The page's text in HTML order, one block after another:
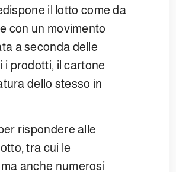
il lotto come da
con un movimento
a seconda delle
i prodotti, il cartone
dello stesso in
rispondere alle
tra cui le
anche numerosi